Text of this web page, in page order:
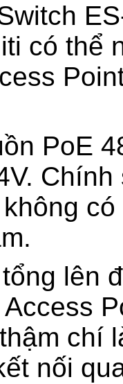
có thể
PoE
lên
chí
nối